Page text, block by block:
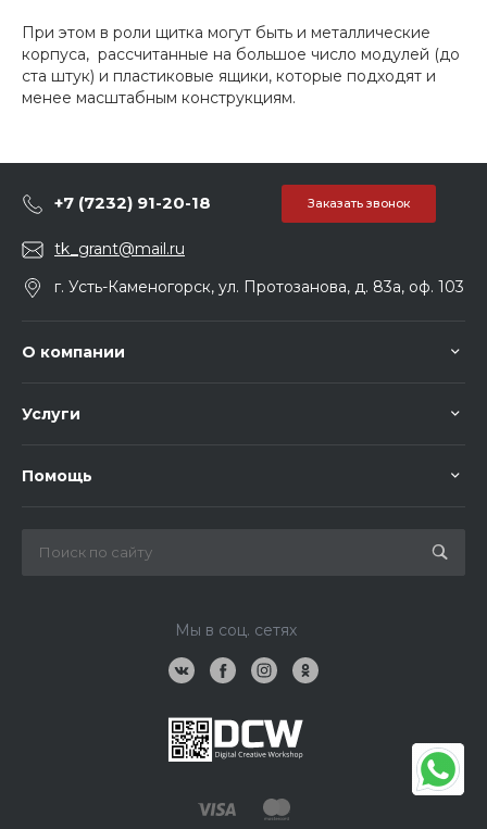
При этом в роли щитка могут быть и металлические
корпуса, рассчитанные на большое число модулей (до
ста штук) и пластиковые ящики, которые подходят и
менее масштабным конструкциям.
+7 (7232) 91-20-18 Заказать звонок
tk_grant@mail.ru
г. Усть-Каменогорск, ул. Протозанова, д. 83а, оф. 103
О компании
Услуги
Помощь
Мы в соц. сетях